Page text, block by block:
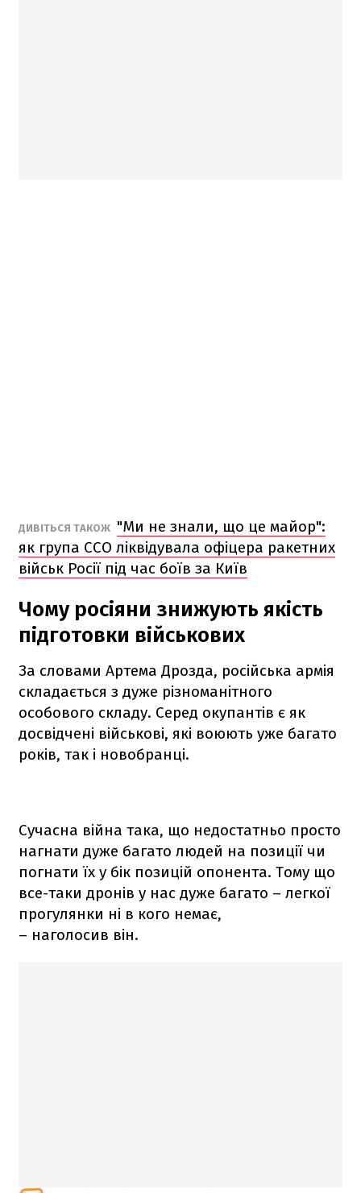
ДИВІТЬСЯ ТАКОЖ "Ми не знали, що це майор":
як група ССО ліквідувала офіцера ракетних
військ Росії під час боїв за Київ
Чому росіяни знижують якість
підготовки військових
За словами Артема Дрозда, російська армія
складається з дуже різноманітного
особового складу. Серед окупантів є як
досвідчені військові, які воюють уже багато
років, так і новобранці.
Сучасна війна така, що недостатньо просто
нагнати дуже багато людей на позиції чи
погнати їх у бік позицій опонента. Тому що
все-таки дронів у нас дуже багато – легкої
прогулянки ні в кого немає,
– наголосив він.